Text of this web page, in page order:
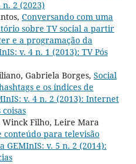
n. 2 (2023)
Conversando com uma
sobre TV social a partir
e a programação da
v. 4 n. 1 (2013): TV Pós
Gabriela Borges, Social
e os índices de
v. 4 n. 2 (2013): Internet
Winck Filho, Leire Mara
conteúdo para televisão
GEMInIS: v. 5 n. 2 (2014):